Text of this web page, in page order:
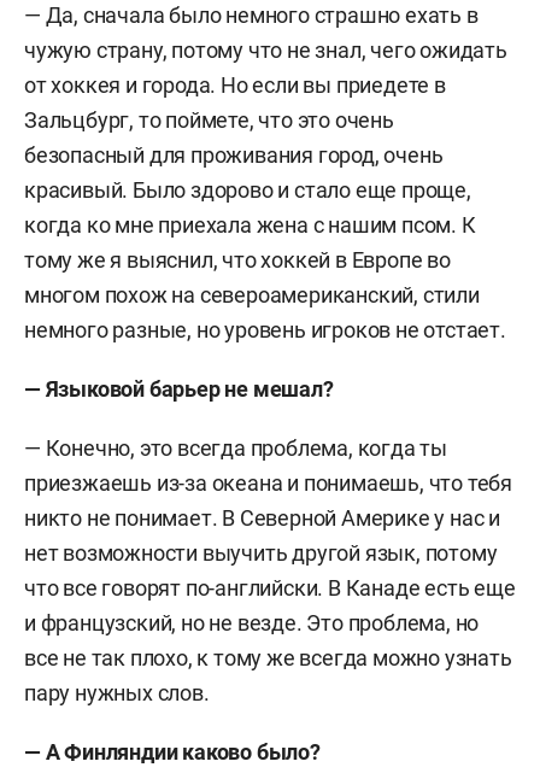
— Да, сначала было немного страшно ехать в
чужую страну, потому что не знал, чего ожидать
от хоккея и города. Но если вы приедете в
Зальцбург, то поймете, что это очень
безопасный для проживания город, очень
красивый. Было здорово и стало еще проще,
когда ко мне приехала жена с нашим псом. К
тому же я выяснил, что хоккей в Европе во
многом похож на североамериканский, стили
немного разные, но уровень игроков не отстает.
— Языковой барьер не мешал?
— Конечно, это всегда проблема, когда ты
приезжаешь из-за океана и понимаешь, что тебя
никто не понимает. В Северной Америке у нас и
нет возможности выучить другой язык, потому
что все говорят по-английски. В Канаде есть еще
и французский, но не везде. Это проблема, но
все не так плохо, к тому же всегда можно узнать
пару нужных слов.
— А Финляндии каково было?